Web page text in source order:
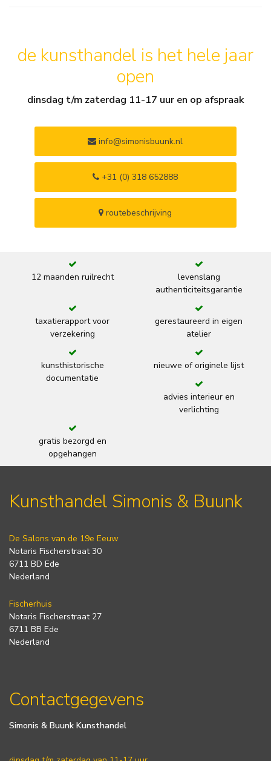
de kunsthandel is het hele jaar
open
dinsdag t/m zaterdag 11-17 uur en op afspraak
info@simonisbuunk.nl
+31 (0) 318 652888
routebeschrijving
12 maanden ruilrecht
levenslang
authenticiteitsgarantie
taxatierapport voor
verzekering
gerestaureerd in eigen
atelier
kunsthistorische
documentatie
nieuwe of originele lijst
advies interieur en
verlichting
gratis bezorgd en
opgehangen
Kunsthandel Simonis & Buunk
De Salons van de 19e Eeuw
Notaris Fischerstraat 30
6711 BD Ede
Nederland
Fischerhuis
Notaris Fischerstraat 27
6711 BB Ede
Nederland
Contactgegevens
Simonis & Buunk Kunsthandel